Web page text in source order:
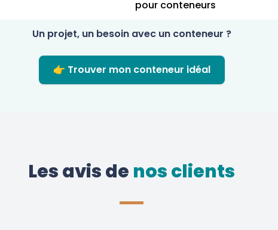
pour conteneurs
Un projet, un besoin avec un conteneur ?
👉 Trouver mon conteneur idéal
Les avis de nos clients